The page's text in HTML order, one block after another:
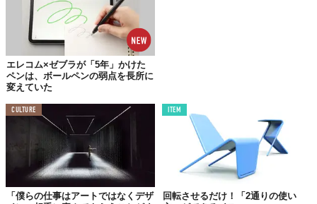
出るまで、1、2年も待つのだというから驚きです。
虫喰い材での制作について、尾山製材の代表である尾山嘉彦さん
はこのように話しています。
「いまだにどれくらい寝かせればよいのか判断を付けるの
はとても難しい。自分でも"この時代に、2年も寝かせてて
どうするの"とも思います。でも、そうしないと面白い表情
に出会えないのです。この時代だからこそ、誰もしないこ
とを見出すために粘っているのかもしれません」
エレコム×ゼブラが「5年」かけた
ペンは、ボールペンの弱点を長所に
変えていた
CULTURE
「僕らの仕事はアートではなくデザ
ITEM
回転させるだけ！「2通りの使い